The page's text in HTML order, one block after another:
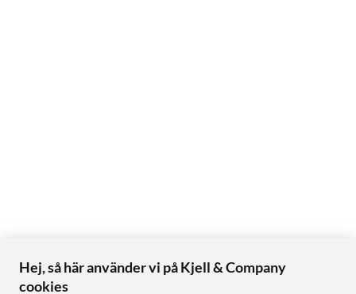
Hej, så här använder vi på Kjell & Company
cookies